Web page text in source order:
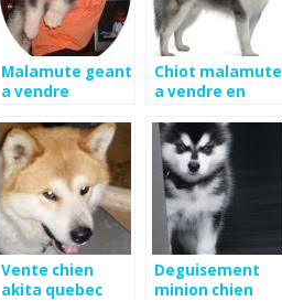
Malamute geant
a vendre
Chiot malamute
a vendre en
Vente chien
akita quebec
Deguisement
minion chien